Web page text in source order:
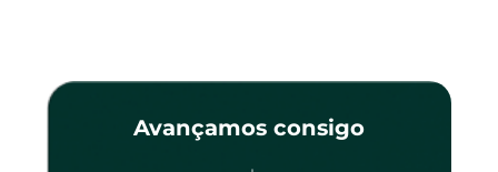
Avançamos consigo